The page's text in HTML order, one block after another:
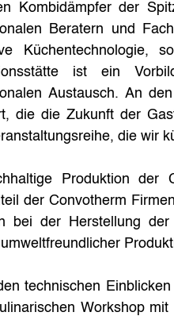
Kombidämpfer der
Beratern und
Küchentechnologie,
ist ein
Austausch. An
die die Zukunft der
die wir
Produktion der
der Convotherm
bei der Herstellung
technischen
Workshop